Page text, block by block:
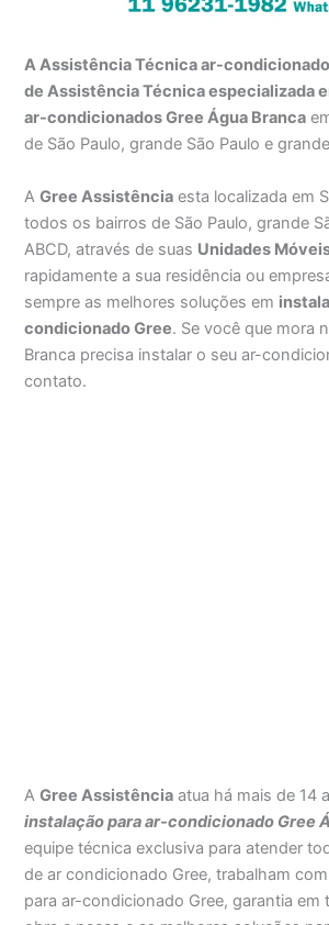
A Assistência Técnica ar-condicionado
de Assistência Técnica especializada
ar-condicionados Gree Água Branca
de São Paulo, grande São Paulo e
AGree Assistência esta localizada em
todos os bairros de São Paulo, grande
ABCD, através de suas Unidades
rapidamente a sua residência ou
sempre as melhores soluções em
condicionado Gree. Se você que mora
Branca precisa instalar o seu ar-
contato.
AGree Assistência atua há mais de 14
instalação para ar-condicionado Gree
equipe técnica exclusiva para atender
de ar condicionado Gree, trabalham
para ar-condicionado Gree, garantia